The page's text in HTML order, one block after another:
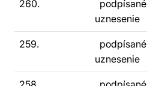
260.
podpísané
uznesenie
259.
podpísané
uznesenie